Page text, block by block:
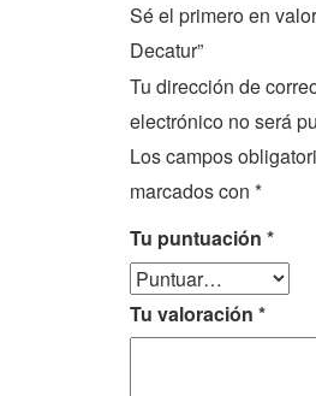
Sé el primero en
Decatur”
Tu dirección de
electrónico no será
Los campos
marcados con *
Tu puntuación *
Tu valoración *